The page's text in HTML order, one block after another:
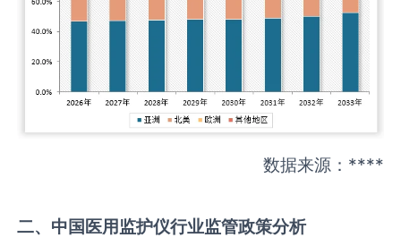
数据来源：****
二、中国医用监护仪行业监管政策分析